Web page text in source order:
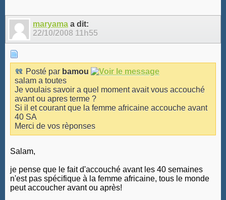
maryama a dit:
22/10/2008 11h55
Posté par bamou
salam a toutes
Je voulais savoir a quel moment avait vous accouché
avant ou apres terme ?
Si il et courant que la femme africaine accouche avant
40 SA
Merci de vos rèponses
Salam,
je pense que le fait d'accouché avant les 40 semaines
n'est pas spécifique à la femme africaine, tous le monde
peut accoucher avant ou après!